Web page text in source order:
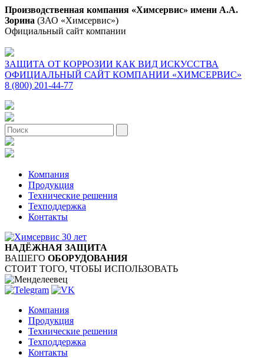
Производственная компания «Химсервис» имени А.А.
Зорина (ЗАО «Химсервис»)
Официальный сайт компании
ЗАЩИТА ОТ КОРРОЗИИ КАК ВИД ИСКУССТВА
ОФИЦИАЛЬНЫЙ САЙТ КОМПАНИИ «ХИМСЕРВИС»
8 (800) 201-44-77
Компания
Продукция
Технические решения
Техподдержка
Контакты
НАДЁЖНАЯ ЗАЩИТА
ВАШЕГО ОБОРУДОВАНИЯ
СТОИТ ТОГО, ЧТОБЫ ИСПОЛЬЗОВАТЬ
Компания
Продукция
Технические решения
Техподдержка
Контакты